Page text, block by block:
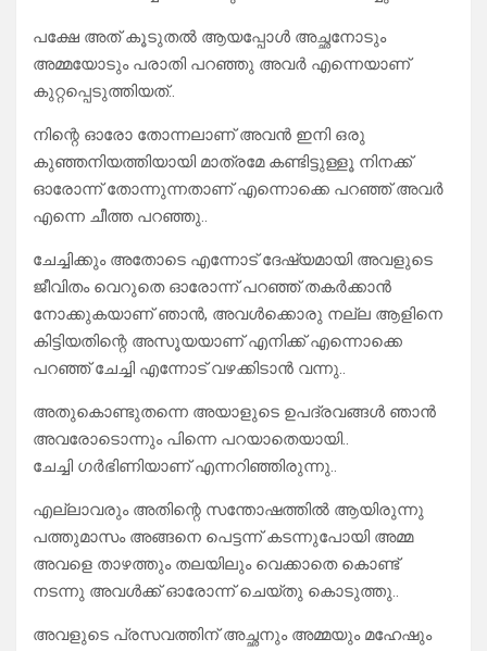
പക്ഷേ അത് കൂടുതൽ ആയപ്പോൾ അച്ഛനോടും
അമ്മയോടും പരാതി പറഞ്ഞു അവർ എന്നെയാണ്
കുറ്റപ്പെടുത്തിയത്..
നിന്റെ ഓരോ തോന്നലാണ് അവൻ ഇനി ഒരു
കുഞ്ഞനിയത്തിയായി മാത്രമേ കണ്ടിട്ടുള്ളൂ നിനക്ക്
ഓരോന്ന് തോന്നുന്നതാണ് എന്നൊക്കെ പറഞ്ഞ് അവർ
എന്നെ ചീത്ത പറഞ്ഞു..
ചേച്ചിക്കും അതോടെ എന്നോട് ദേഷ്യമായി അവളുടെ
ജീവിതം വെറുതെ ഓരോന്ന് പറഞ്ഞ് തകർക്കാൻ
നോക്കുകയാണ് ഞാൻ, അവൾക്കൊരു നല്ല ആളിനെ
കിട്ടിയതിന്റെ അസൂയയാണ് എനിക്ക് എന്നൊക്കെ
പറഞ്ഞ് ചേച്ചി എന്നോട് വഴക്കിടാൻ വന്നു..
അതുകൊണ്ടുതന്നെ അയാളുടെ ഉപദ്രവങ്ങൾ ഞാൻ
അവരോടൊന്നും പിന്നെ പറയാതെയായി..
ചേച്ചി ഗർഭിണിയാണ് എന്നറിഞ്ഞിരുന്നു..
എല്ലാവരും അതിന്റെ സന്തോഷത്തിൽ ആയിരുന്നു
പത്തുമാസം അങ്ങനെ പെട്ടന്ന് കടന്നുപോയി അമ്മ
അവളെ താഴത്തും തലയിലും വെക്കാതെ കൊണ്ട്
നടന്നു അവൾക്ക് ഓരോന്ന് ചെയ്തു കൊടുത്തു..
അവളുടെ പ്രസവത്തിന് അച്ഛനും അമ്മയും മഹേഷും